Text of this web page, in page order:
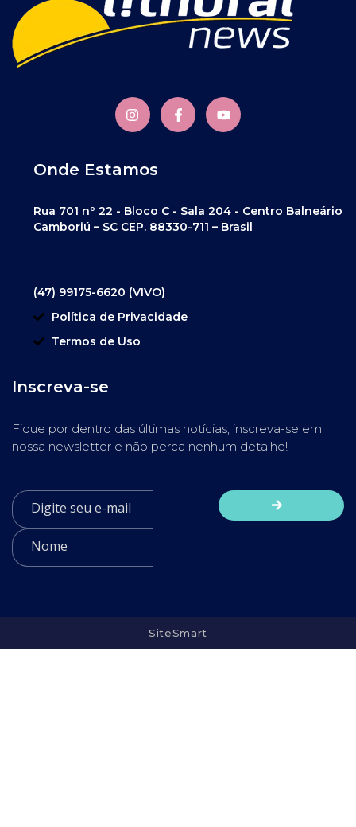
Onde Estamos
Rua 701 nº 22 - Bloco C - Sala 204 - Centro Balneário
Camboriú – SC CEP. 88330-711 – Brasil
(47) 99175-6620 (VIVO)
Política de Privacidade
Termos de Uso
Inscreva-se
Fique por dentro das últimas notícias, inscreva-se em
nossa newsletter e não perca nenhum detalhe!
SiteSmart